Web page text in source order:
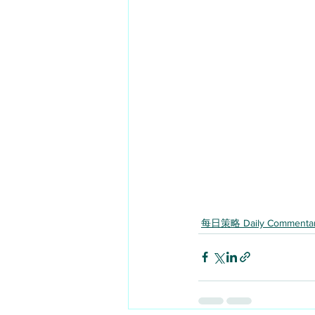
每日策略 Daily